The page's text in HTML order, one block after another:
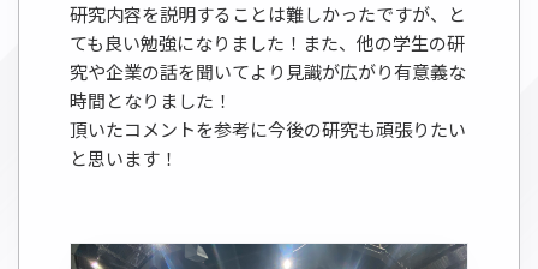
研究内容を説明することは難しかったですが、と
ても良い勉強になりました！また、他の学生の研
究や企業の話を聞いてより見識が広がり有意義な
時間となりました！
頂いたコメントを参考に今後の研究も頑張りたい
と思います！